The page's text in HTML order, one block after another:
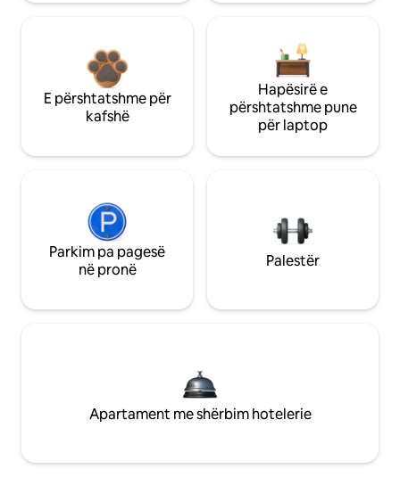
E përshtatshme për
kafshë
Hapësirë e
përshtatshme pune
për laptop
Parkim pa pagesë
në pronë
Palestër
Apartament me shërbim hotelerie